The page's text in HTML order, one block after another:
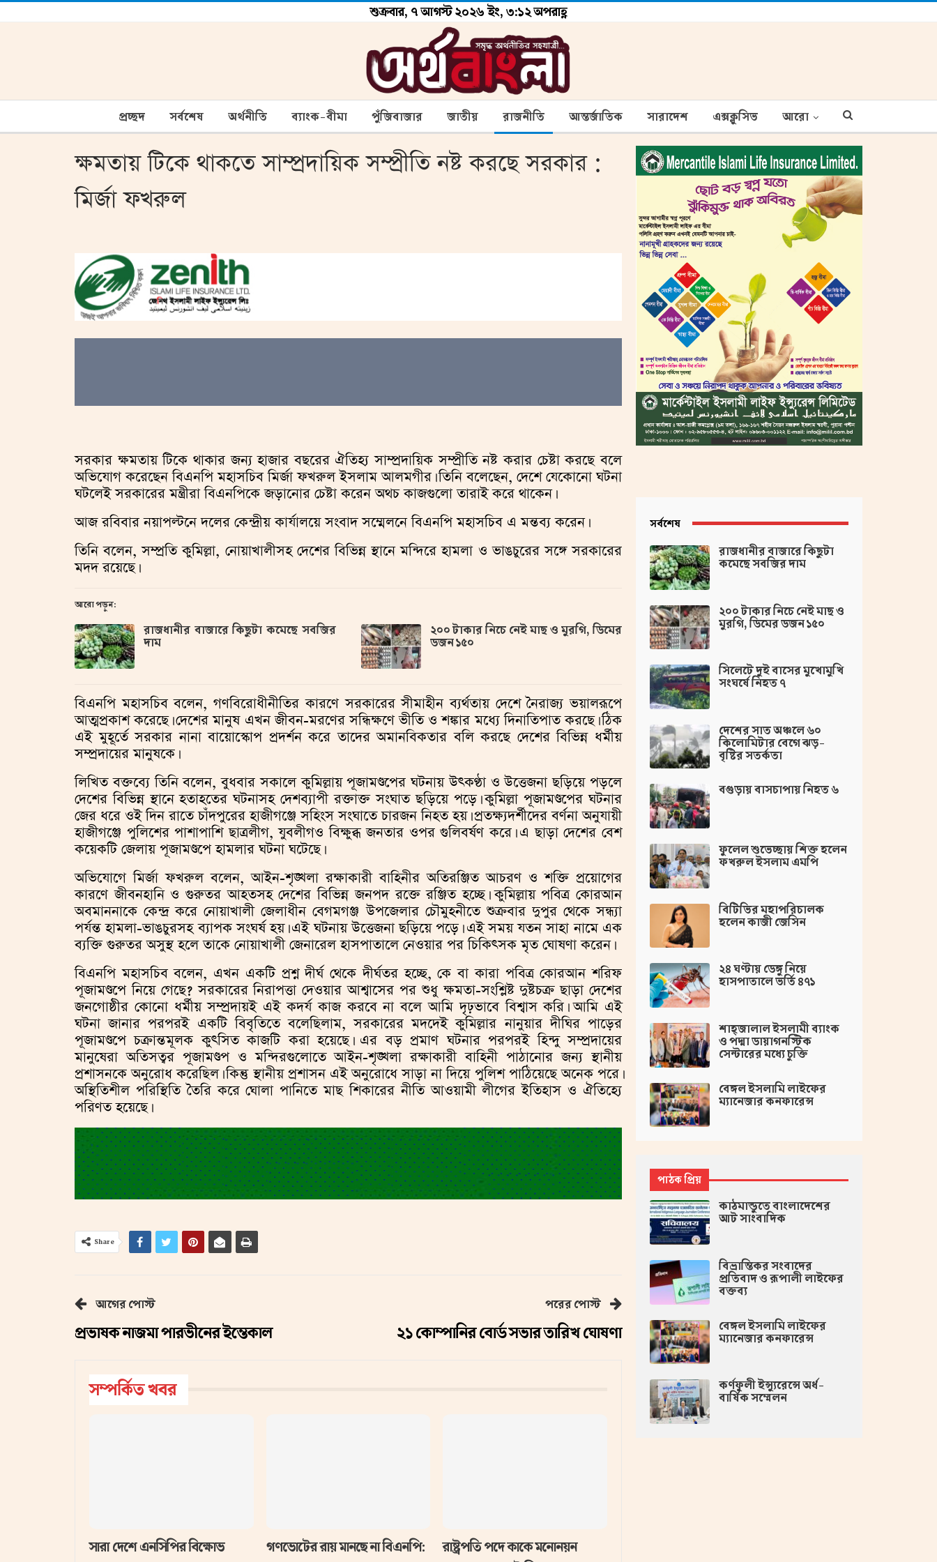
শুক্রবার, ৭ আগস্ট ২০২৬ ইং, ৩:১২ অপরাহ্ণ
প্রচ্ছদ সর্বশেষ অর্থনীতি ব্যাংক-বীমা পুঁজিবাজার জাতীয় রাজনীতি আন্তর্জাতিক সারাদেশ এক্সক্লুসিভ আরো
ক্ষমতায় টিকে থাকতে সাম্প্রদায়িক সম্প্রীতি নষ্ট করছে সরকার :
মির্জা ফখরুল
সরকার ক্ষমতায় টিকে থাকার জন্য হাজার বছরের ঐতিহ্য সাম্প্রদায়িক সম্প্রীতি নষ্ট করার চেষ্টা করছে বলে
অভিযোগ করেছেন বিএনপি মহাসচিব মির্জা ফখরুল ইসলাম আলমগীর। তিনি বলেছেন, দেশে যেকোনো ঘটনা
ঘটলেই সরকারের মন্ত্রীরা বিএনপিকে জড়ানোর চেষ্টা করেন অথচ কাজগুলো তারাই করে থাকেন।
আজ রবিবার নয়াপল্টনে দলের কেন্দ্রীয় কার্যালয়ে সংবাদ সম্মেলনে বিএনপি মহাসচিব এ মন্তব্য করেন।
তিনি বলেন, সম্প্রতি কুমিল্লা, নোয়াখালীসহ দেশের বিভিন্ন স্থানে মন্দিরে হামলা ও ভাঙচুরের সঙ্গে সরকারের
মদদ রয়েছে।
আরো পড়ুন:
রাজধানীর বাজারে কিছুটা কমেছে সবজির
দাম
২০০ টাকার নিচে নেই মাছ ও মুরগি, ডিমের
ডজন ১৫০
বিএনপি মহাসচিব বলেন, গণবিরোধীনীতির কারণে সরকারের সীমাহীন ব্যর্থতায় দেশে নৈরাজ্য ভয়ালরূপে
আত্মপ্রকাশ করেছে। দেশের মানুষ এখন জীবন-মরণের সন্ধিক্ষণে ভীতি ও শঙ্কার মধ্যে দিনাতিপাত করছে। ঠিক
এই মুহূর্তে সরকার নানা বায়োস্কোপ প্রদর্শন করে তাদের অমানবিকতার বলি করছে দেশের বিভিন্ন ধর্মীয়
সম্প্রদায়ের মানুষকে।
লিখিত বক্তব্যে তিনি বলেন, বুধবার সকালে কুমিল্লায় পূজামণ্ডপের ঘটনায় উৎকণ্ঠা ও উত্তেজনা ছড়িয়ে পড়লে
দেশের বিভিন্ন স্থানে হতাহতের ঘটনাসহ দেশব্যাপী রক্তাক্ত সংঘাত ছড়িয়ে পড়ে। কুমিল্লা পূজামণ্ডপের ঘটনার
জের ধরে ওই দিন রাতে চাঁদপুরের হাজীগঞ্জে সহিংস সংঘাতে চারজন নিহত হয়। প্রতক্ষ্যদর্শীদের বর্ণনা অনুযায়ী
হাজীগঞ্জে পুলিশের পাশাপাশি ছাত্রলীগ, যুবলীগও বিক্ষুব্ধ জনতার ওপর গুলিবর্ষণ করে। এ ছাড়া দেশের বেশ
কয়েকটি জেলায় পূজামণ্ডপে হামলার ঘটনা ঘটেছে।
অভিযোগে মির্জা ফখরুল বলেন, আইন-শৃঙ্খলা রক্ষাকারী বাহিনীর অতিরঞ্জিত আচরণ ও শক্তি প্রয়োগের
কারণে জীবনহানি ও গুরুতর আহতসহ দেশের বিভিন্ন জনপদ রক্তে রঞ্জিত হচ্ছে। কুমিল্লায় পবিত্র কোরআন
অবমাননাকে কেন্দ্র করে নোয়াখালী জেলাধীন বেগমগঞ্জ উপজেলার চৌমুহনীতে শুক্রবার দুপুর থেকে সন্ধ্যা
পর্যন্ত হামলা-ভাঙচুরসহ ব্যাপক সংঘর্ষ হয়। এই ঘটনায় উত্তেজনা ছড়িয়ে পড়ে। এই সময় যতন সাহা নামে এক
ব্যক্তি গুরুতর অসুস্থ হলে তাকে নোয়াখালী জেনারেল হাসপাতালে নেওয়ার পর চিকিৎসক মৃত ঘোষণা করেন।
বিএনপি মহাসচিব বলেন, এখন একটি প্রশ্ন দীর্ঘ থেকে দীর্ঘতর হচ্ছে, কে বা কারা পবিত্র কোরআন শরিফ
পূজামণ্ডপে নিয়ে গেছে? সরকারের নিরাপত্তা দেওয়ার আশ্বাসের পর শুধু ক্ষমতা-সংশ্লিষ্ট দুষ্টচক্র ছাড়া দেশের
জনগোষ্ঠীর কোনো ধর্মীয় সম্প্রদায়ই এই কদর্য কাজ করবে না বলে আমি দৃঢ়ভাবে বিশ্বাস করি। আমি এই
ঘটনা জানার পরপরই একটি বিবৃতিতে বলেছিলাম, সরকারের মদদেই কুমিল্লার নানুয়ার দীঘির পাড়ের
পূজামণ্ডপে চক্রান্তমূলক কুৎসিত কাজটি করা হয়েছে। এর বড় প্রমাণ ঘটনার পরপরই হিন্দু সম্প্রদায়ের
মানুষেরা অতিসত্বর পূজামণ্ডপ ও মন্দিরগুলোতে আইন-শৃঙ্খলা রক্ষাকারী বাহিনী পাঠানোর জন্য স্থানীয়
প্রশাসনকে অনুরোধ করেছিল। কিন্তু স্থানীয় প্রশাসন এই অনুরোধে সাড়া না দিয়ে পুলিশ পাঠিয়েছে অনেক পরে।
অস্থিতিশীল পরিস্থিতি তৈরি করে ঘোলা পানিতে মাছ শিকারের নীতি আওয়ামী লীগের ইতিহাস ও ঐতিহ্যে
পরিণত হয়েছে।
Share
আগের পোস্ট
প্রভাষক নাজমা পারভীনের ইন্তেকাল
পরের পোস্ট
২১ কোম্পানির বোর্ড সভার তারিখ ঘোষণা
সম্পর্কিত খবর
সারা দেশে এনসিপির বিক্ষোভ
গণভোটের রায় মানছে না বিএনপি:
রাষ্ট্রপতি পদে কাকে মনোনয়ন
সর্বশেষ
রাজধানীর বাজারে কিছুটা
কমেছে সবজির দাম
২০০ টাকার নিচে নেই মাছ ও
মুরগি, ডিমের ডজন ১৫০
সিলেটে দুই বাসের মুখোমুখি
সংঘর্ষে নিহত ৭
দেশের সাত অঞ্চলে ৬০
কিলোমিটার বেগে ঝড়-
বৃষ্টির সতর্কতা
বগুড়ায় বাসচাপায় নিহত ৬
ফুলেল শুভেচ্ছায় শিক্ত হলেন
ফখরুল ইসলাম এমপি
বিটিভির মহাপরিচালক
হলেন কাজী জেসিন
২৪ ঘণ্টায় ডেঙ্গু নিয়ে
হাসপাতালে ভর্তি ৪৭১
শাহ্জালাল ইসলামী ব্যাংক
ও পদ্মা ডায়াগনস্টিক
সেন্টারের মধ্যে চুক্তি
বেঙ্গল ইসলামি লাইফের
ম্যানেজার কনফারেন্স
পাঠক প্রিয়
কাঠমান্ডুতে বাংলাদেশের
আট সাংবাদিক
বিভ্রান্তিকর সংবাদের
প্রতিবাদ ও রূপালী লাইফের
বক্তব্য
বেঙ্গল ইসলামি লাইফের
ম্যানেজার কনফারেন্স
কর্ণফুলী ইন্স্যুরেন্সে অর্ধ-
বার্ষিক সম্মেলন